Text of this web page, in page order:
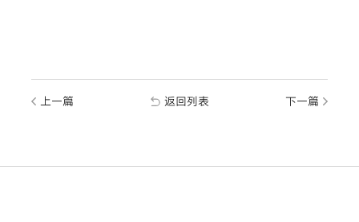
上一篇 返回列表 下一篇